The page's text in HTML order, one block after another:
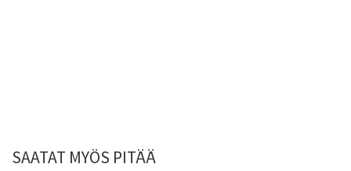
SAATAT MYÖS PITÄÄ